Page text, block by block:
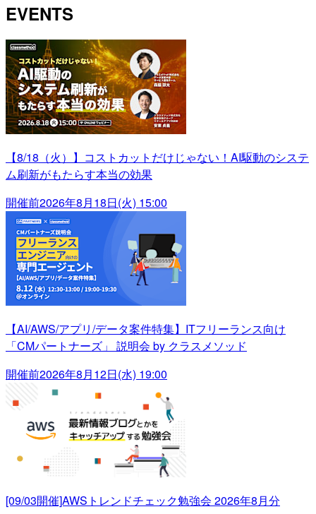
EVENTS
【8/18（火）】コストカットだけじゃない！AI駆動のシステ
ム刷新がもたらす本当の効果
開催前2026年8月18日(火) 15:00
【AI/AWS/アプリ/データ案件特集】ITフリーランス向け
「CMパートナーズ」 説明会 by クラスメソッド
開催前2026年8月12日(水) 19:00
[09/03開催]AWSトレンドチェック勉強会 2026年8月分